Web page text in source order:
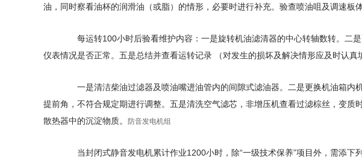
油，同时察看油杯的润滑油（或脂）的情形，必要时进行补充。验查喷油咀及调速
每运转100小时后验看维护内容：一是旋转机油滤清器的中心转轴数转。二
仪表情况是否正常。五是总结并查看运转记录 （对发生的损坏及解决情形应及时认真
一是清洁柴油过滤器及喷油嘴进油管内的间隙式滤油器。二是更换机油箱内
提前角，不符合规定期进行调整。五是清洗空气滤芯，非增压机查看过滤棕丝，变
散热器中的沉淀物质。
防音发电机组
当封闭式静音发电机累计作业1200小时，除“一级技术保养”项目外，需添下